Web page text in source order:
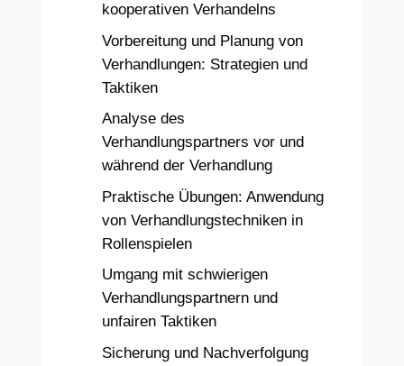
kooperativen Verhandelns
Vorbereitung und Planung von
Verhandlungen: Strategien und
Taktiken
Analyse des
Verhandlungspartners vor und
während der Verhandlung
Praktische Übungen: Anwendung
von Verhandlungstechniken in
Rollenspielen
Umgang mit schwierigen
Verhandlungspartnern und
unfairen Taktiken
Sicherung und Nachverfolgung